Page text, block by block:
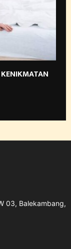
03, Balekambang,